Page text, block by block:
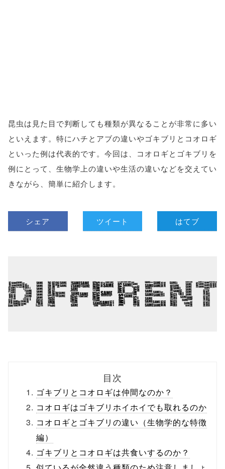
昆虫は見た目で判断しても種類が異なることが非常に多い
といえます。特にハチとアブの違いやゴキブリとコオロギ
といった例は代表的です。今回は、コオロギとゴキブリを
例にとって、生物学上の違いや生活の違いなどを交えてい
きながら、簡単に紹介します。
シェア ツイート はてブ
目次
ゴキブリとコオロギは仲間なのか？
コオロギはゴキブリホイホイでも取れるのか
コオロギとゴキブリの違い（生物学的な特徴
編）
ゴキブリとコオロギは共食いするのか？